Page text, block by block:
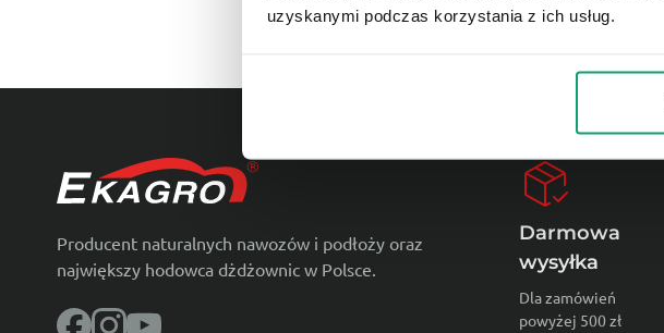
uzyskanymi podczas korzystania z ich usług.
Producent naturalnych nawozów i podłoży oraz
największy hodowca dżdżownic w Polsce.
Darmowa
wysyłka
Dla zamówień
powyżej 500 zł